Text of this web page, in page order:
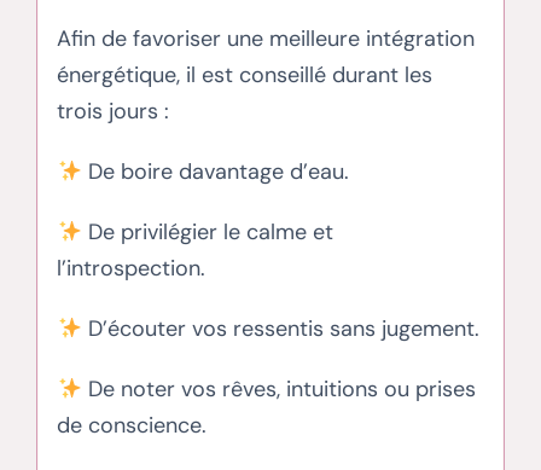
Afin de favoriser une meilleure intégration
énergétique, il est conseillé durant les
trois jours :
De boire davantage d’eau.
De privilégier le calme et
l’introspection.
D’écouter vos ressentis sans jugement.
De noter vos rêves, intuitions ou prises
de conscience.